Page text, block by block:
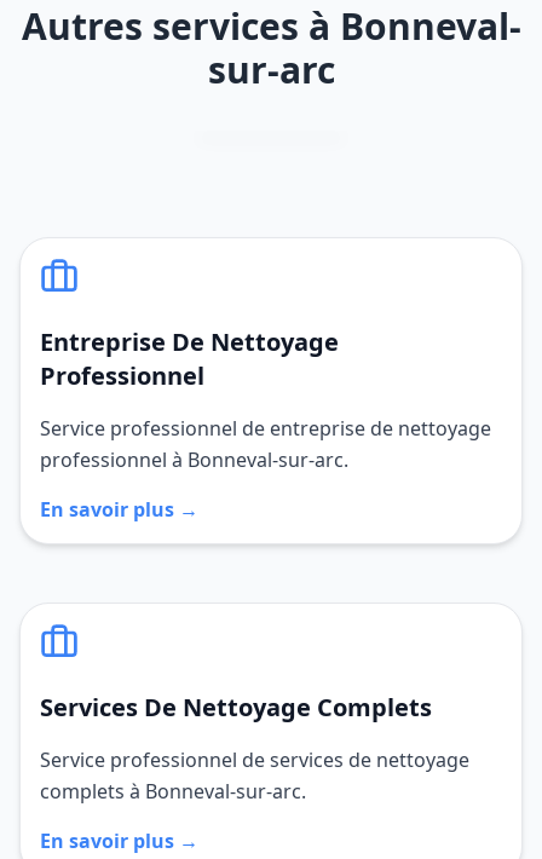
Autres services à Bonneval-
sur-arc
Entreprise De Nettoyage
Professionnel
Service professionnel de entreprise de nettoyage
professionnel à Bonneval-sur-arc.
En savoir plus →
Services De Nettoyage Complets
Service professionnel de services de nettoyage
complets à Bonneval-sur-arc.
En savoir plus →